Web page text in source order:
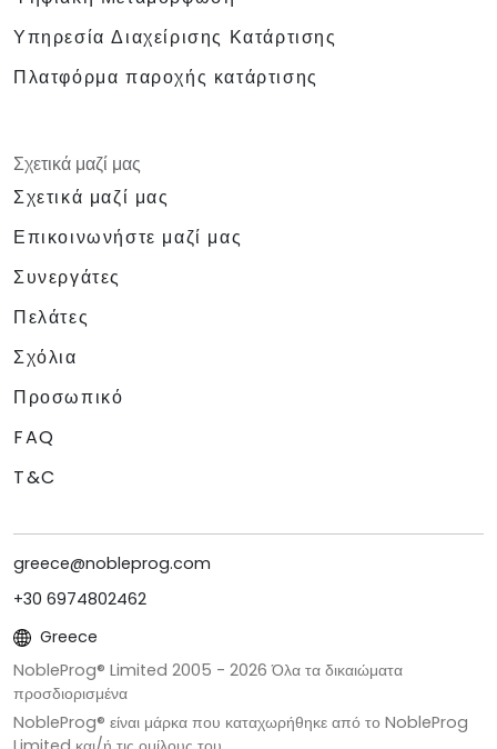
Υπηρεσία Διαχείρισης Κατάρτισης
Πλατφόρμα παροχής κατάρτισης
Σχετικά μαζί μας
Σχετικά μαζί μας
Επικοινωνήστε μαζί μας
Συνεργάτες
Πελάτες
Σχόλια
Προσωπικό
FAQ
T&C
greece@nobleprog.com
+30 6974802462
Greece
NobleProg® Limited 2005 - 2026 Όλα τα δικαιώματα
προσδιορισμένα
NobleProg® είναι μάρκα που καταχωρήθηκε από το NobleProg